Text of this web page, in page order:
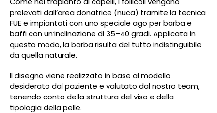
prelevati dall’area donatrice (nuca) tramite la tecnica
FUE e impiantati con uno speciale ago per barba e
baffi con un’inclinazione di 35–40 gradi. Applicata in
questo modo, la barba risulta del tutto indistinguibile
da quella naturale.
Il disegno viene realizzato in base al modello
desiderato dal paziente e valutato dal nostro team,
tenendo conto della struttura del viso e della
tipologia della pelle.